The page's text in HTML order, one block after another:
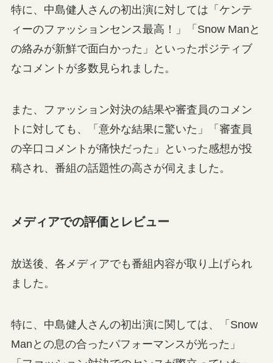
特に、中島健人さんの初出演に対しては「ケンテ
ィーのファッションセンス最高！」「Snow Manと
の絡みが新鮮で面白かった」といったポジティブ
なコメントが多数見られました。
また、ファッション対決の結果や審査員のコメン
トに対しても、「意外な結果に驚いた」「審査員
の辛口コメントが痛快だった」といった感想が投
稿され、番組の話題性の高さが伺えました。
メディアでの評価とレビュー
放送後、各メディアでも番組内容が取り上げられ
ました。
特に、中島健人さんの初出演に関しては、「Snow
Manとの息の合ったパフォーマンスが光った」